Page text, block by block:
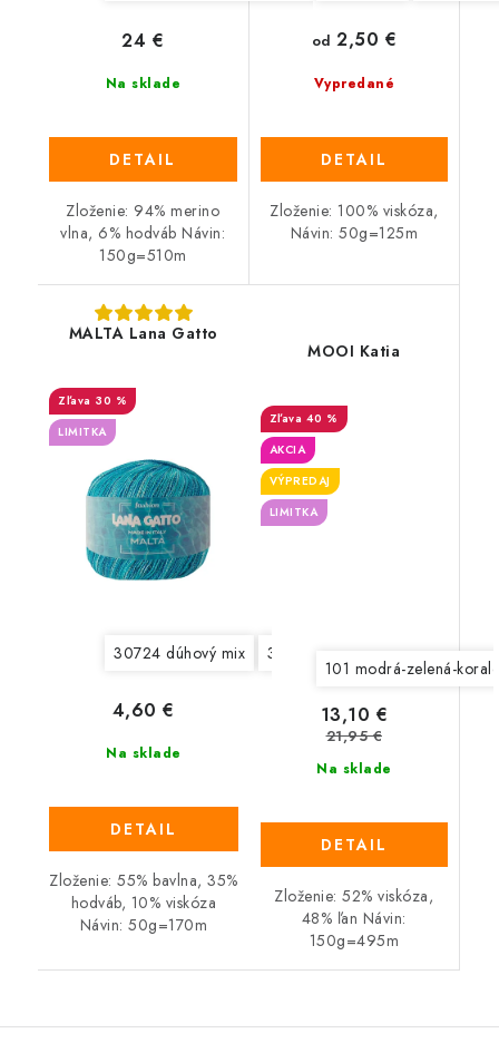
Na sklade
24 €
DETAIL
Zloženie: 94% merino
vlna, 6% hodváb Návin:
150g=510m
Vypredané
od 2,50 €
DETAIL
Zloženie: 100% viskóza,
Návin: 50g=125m
MALTA Lana Gatto
30 %
LIMITKA
30724 dúhový mix 30725 prírodný mix 30727
Na sklade
4,60 €
DETAIL
Zloženie: 55% bavlna, 35%
hodváb, 10% viskóza
Návin: 50g=170m
MOOI Katia
40 %
AKCIA
VÝPREDAJ
LIMITKA
101 modrá-zelená-
Na sklade
13,10 €
21,95 €
DETAIL
Zloženie: 52% viskóza,
48% ľan Návin:
150g=495m